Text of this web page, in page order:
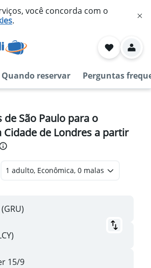
você concorda com o
.
Quando reservar Perguntas
São Paulo para o
de Londres a partir
1 adulto, Econômica, 0 malas
15/9